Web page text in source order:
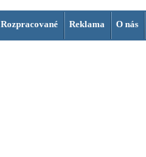
Rozpracované Reklama O nás